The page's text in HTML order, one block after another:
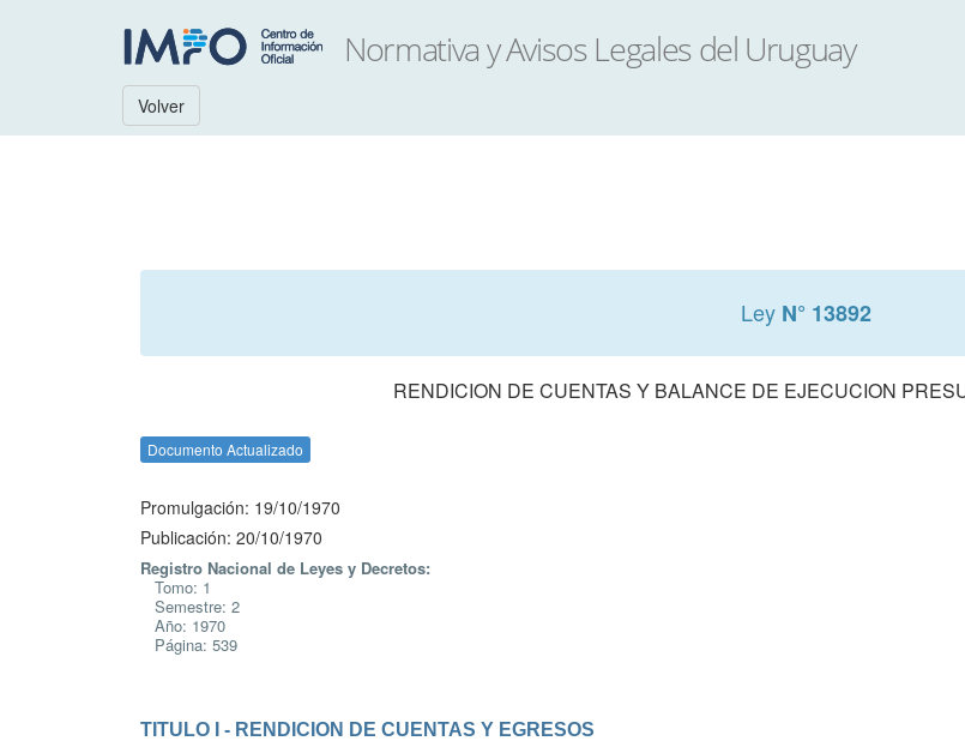
Volver
Ley N° 13892
RENDICION DE CUENTAS Y BALANCE DE EJECUCION
Documento Actualizado
Promulgación: 19/10/1970
Publicación: 20/10/1970
Registro Nacional de Leyes y Decretos:
Tomo: 1
Semestre: 2
Año: 1970
Página: 539
TITULO I - RENDICION DE CUENTAS Y EGRESOS